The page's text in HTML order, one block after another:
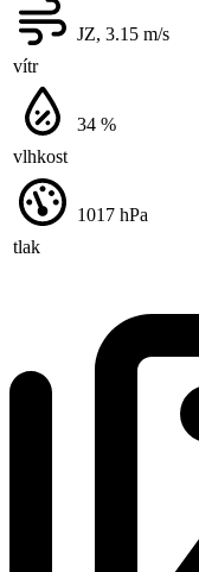
vítr
JZ, 3.15 m/s
vlhkost
34 %
tlak
1017 hPa